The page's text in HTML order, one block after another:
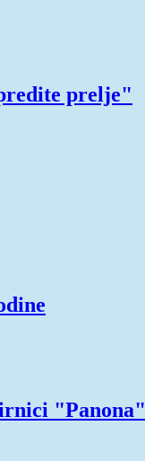
prelje"
"Panona"